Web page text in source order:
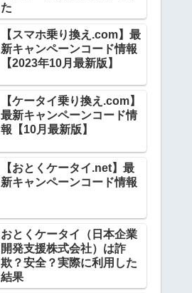
た
【スマホ乗り換え.com】最
新キャンペーンコード情報
【2023年10月最新版】
【ケータイ乗り換え.com】
最新キャンペーンコード情
報【10月最新版】
【おとくケータイ.net】最
新キャンペーンコード情報
おとくケータイ（日本企業
開発支援株式会社）は詐
欺？安全？実際に利用した
結果